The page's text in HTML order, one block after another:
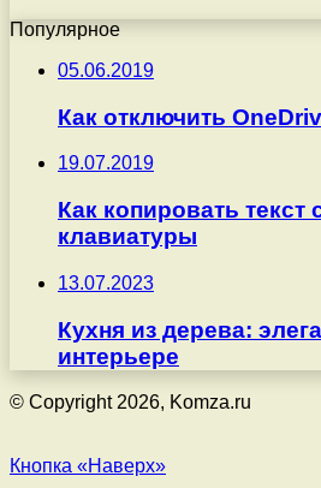
Популярное
05.06.2019
Как отключить
19.07.2019
Как копировать
клавиатуры
13.07.2023
Кухня из дерева:
интерьере
© Copyright 2026, Komza.ru
Кнопка «Наверх»